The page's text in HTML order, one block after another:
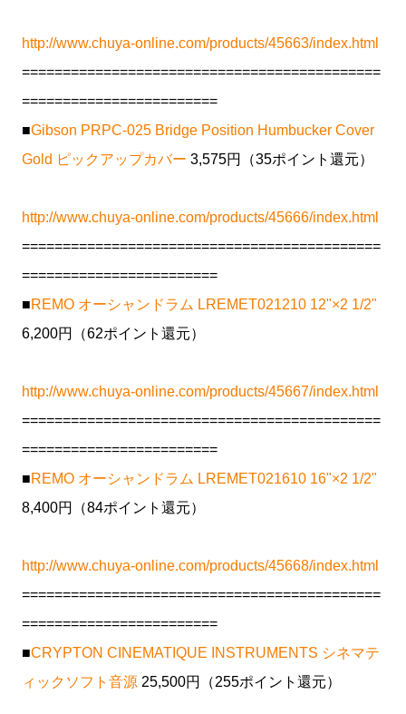
http://www.chuya-online.com/products/45663/index.html
============================================
========================
■Gibson PRPC-025 Bridge Position Humbucker Cover
Gold ピックアップカバー 3,575円（35ポイント還元）
http://www.chuya-online.com/products/45666/index.html
============================================
========================
■REMO オーシャンドラム LREMET021210 12"×2 1/2"
6,200円（62ポイント還元）
http://www.chuya-online.com/products/45667/index.html
============================================
========================
■REMO オーシャンドラム LREMET021610 16"×2 1/2"
8,400円（84ポイント還元）
http://www.chuya-online.com/products/45668/index.html
============================================
========================
■CRYPTON CINEMATIQUE INSTRUMENTS シネマテ
ィックソフト音源 25,500円（255ポイント還元）